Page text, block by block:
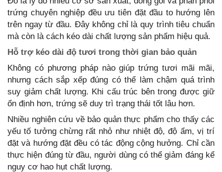
trứng chuyên nghiệp đều ưu tiên đặt đầu to hướng lên
trên ngay từ đầu. Đây không chỉ là quy trình tiêu chuẩn
mà còn là cách kéo dài chất lượng sản phẩm hiệu quả.
Hỗ trợ kéo dài độ tươi trong thời gian bảo quản
Không có phương pháp nào giúp trứng tươi mãi mãi,
nhưng cách sắp xếp đúng có thể làm chậm quá trình
suy giảm chất lượng. Khi cấu trúc bên trong được giữ
ổn định hơn, trứng sẽ duy trì trạng thái tốt lâu hơn.
Nhiều nghiên cứu về bảo quản thực phẩm cho thấy các
yếu tố tưởng chừng rất nhỏ như nhiệt độ, độ ẩm, vị trí
đặt và hướng đặt đều có tác động cộng hưởng. Chỉ cần
thực hiện đúng từ đầu, người dùng có thể giảm đáng kể
nguy cơ hao hụt chất lượng.